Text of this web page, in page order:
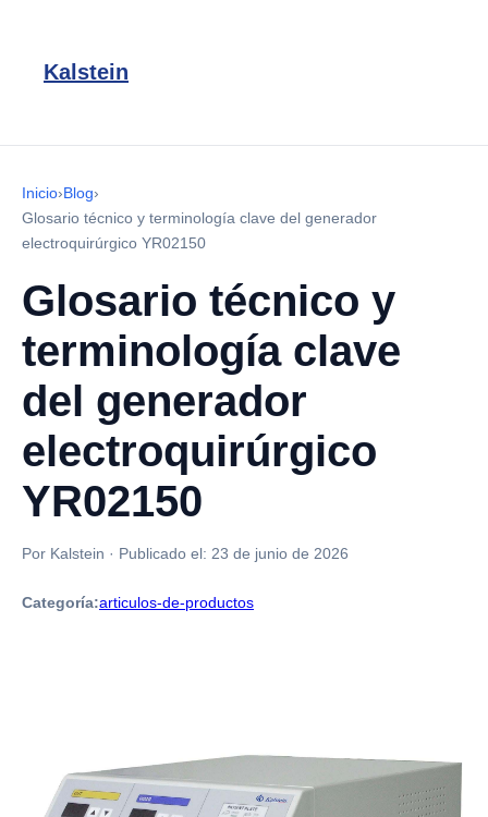
Kalstein
Inicio›Blog›
Glosario técnico y terminología clave del generador
electroquirúrgico YR02150
Glosario técnico y
terminología clave
del generador
electroquirúrgico
YR02150
Por Kalstein · Publicado el: 23 de junio de 2026
Categoría:articulos-de-productos